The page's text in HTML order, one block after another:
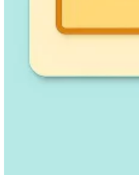
Alle LeitfädenEuropaAmerikaAsien-